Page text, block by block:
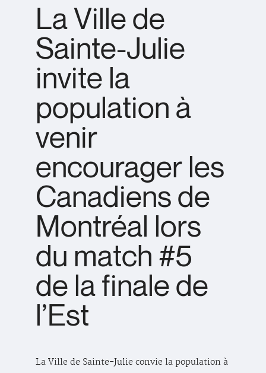
La Ville de
Sainte-Julie
invite la
population à
venir
encourager les
Canadiens de
Montréal lors
du match #5
de la finale de
l’Est
La Ville de Sainte-Julie convie la population à